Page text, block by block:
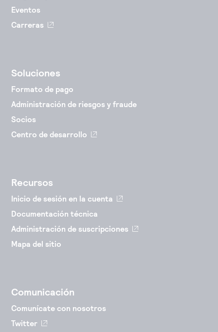
Eventos
Carreras
Soluciones
Formato de pago
Administración de riesgos y fraude
Socios
Centro de desarrollo
Recursos
Inicio de sesión en la cuenta
Documentación técnica
Administración de suscripciones
Mapa del sitio
Comunicación
Comunícate con nosotros
Twitter